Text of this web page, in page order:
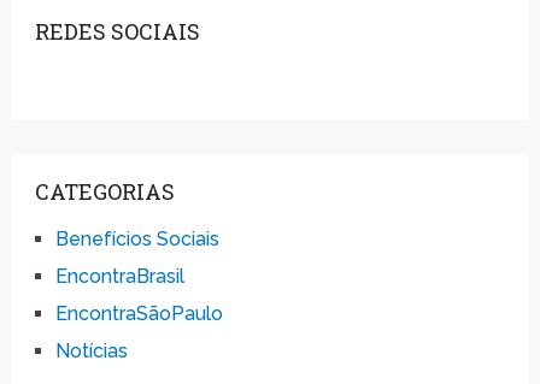
REDES SOCIAIS
CATEGORIAS
Benefícios Sociais
EncontraBrasil
EncontraSãoPaulo
Notícias